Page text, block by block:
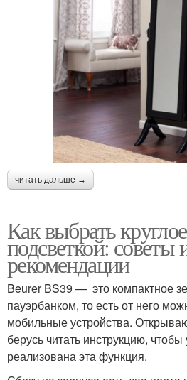
читать дальше →
Как выбрать
подсветкой: советы
рекомендации
Beurer BS39 — это компактное
пауэрбанком, то есть от него
мобильные устройства.
берусь читать инструкцию, чтобы
реализована эта функция.